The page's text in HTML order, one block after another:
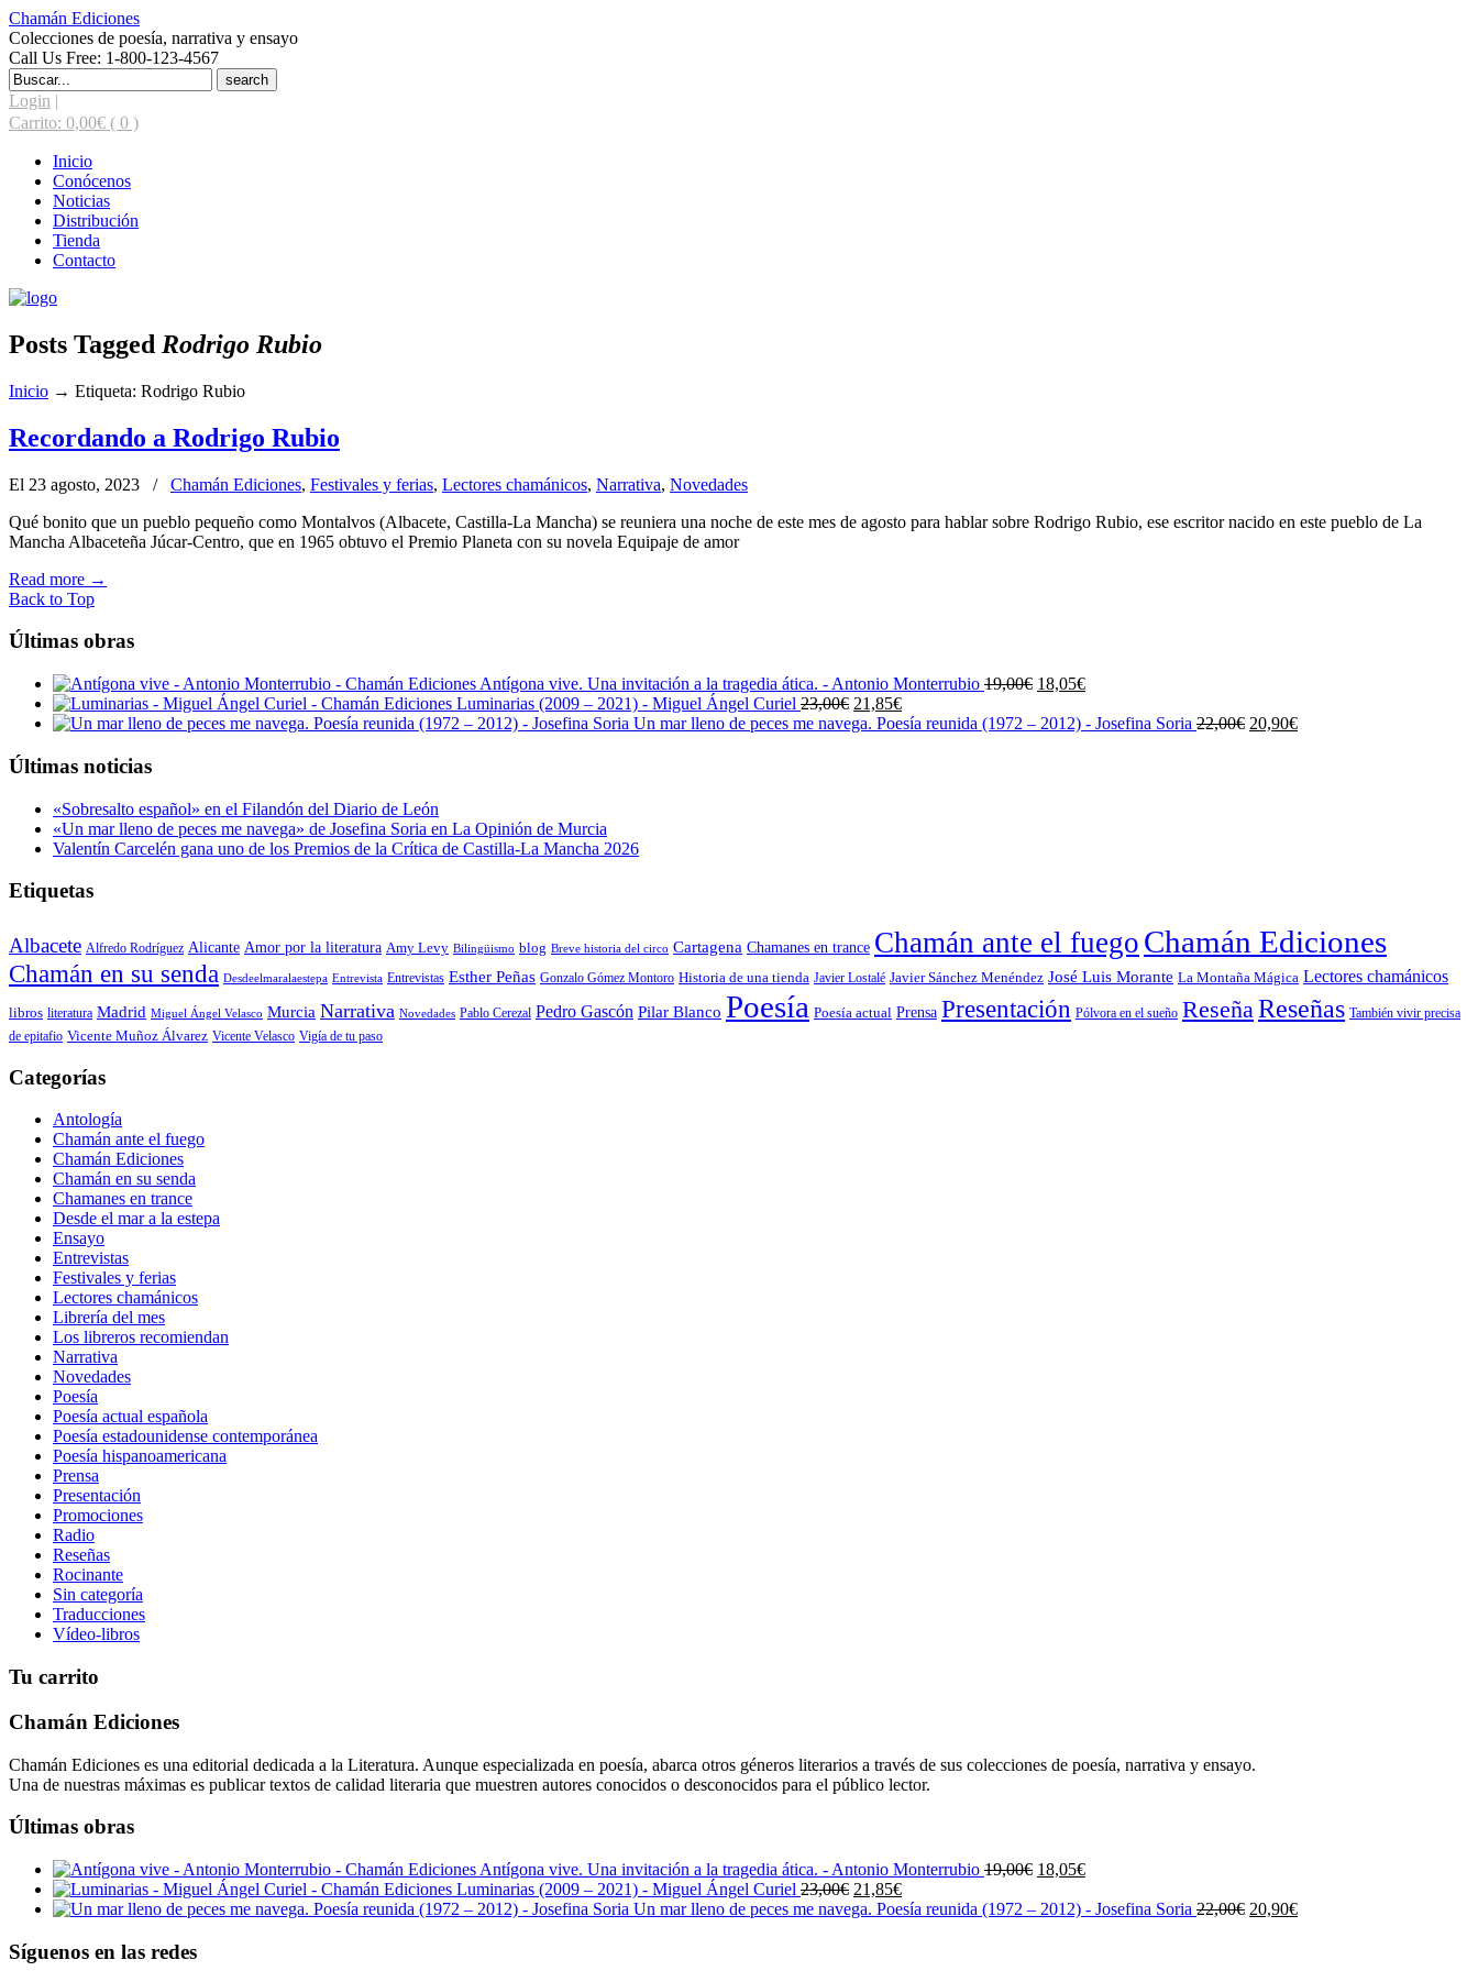
Chamán Ediciones
Colecciones de poesía, narrativa y ensayo
Call Us Free: 1-800-123-4567
Search
for:
Login |
Carrito: 0,00€ ( 0 )
Inicio
Conócenos
Noticias
Distribución
Tienda
Contacto
Posts Tagged Rodrigo Rubio
Inicio → Etiqueta: Rodrigo Rubio
Recordando a Rodrigo Rubio
El 23 agosto, 2023 / Chamán Ediciones, Festivales y ferias, Lectores chamánicos, Narrativa, Novedades
Qué bonito que un pueblo pequeño como Montalvos (Albacete, Castilla-La Mancha) se reuniera una noche de este mes de agosto para hablar sobre Rodrigo Rubio, ese escritor nacido en este pueblo de La
Mancha Albaceteña Júcar-Centro, que en 1965 obtuvo el Premio Planeta con su novela Equipaje de amor
Read more →
Back to Top
Últimas obras
Antígona vive. Una invitación a la tragedia ática. - Antonio Monterrubio 19,00€ El
original
18,05€El
actual
Luminarias (2009 – 2021) - Miguel Ángel Curiel 23,00€ El
precio
21,85€El
precio
Un mar lleno de peces me navega. Poesía reunida (1972 – 2012) - Josefina Soria 22,00€ El
20,90€El
Últimas noticias
«Sobresalto español» en el Filandón del Diario de León
«Un mar lleno de peces me navega» de Josefina Soria en La Opinión de Murcia
Valentín Carcelén gana uno de los Premios de la Crítica de Castilla-La Mancha 2026
Etiquetas
Albacete Alfredo Rodríguez Alicante Amor por la literatura Amy Levy Bilingüismo blog Breve historia del circo Cartagena Chamanes en trance Chamán ante el fuego Chamán Ediciones
Chamán en su senda Desdeelmaralaestepa Entrevista Entrevistas Esther Peñas Gonzalo Gómez Montoro Historia de una tienda Javier Lostalé Javier Sánchez Menéndez José Luis Morante La Montaña Mágica Lectores chamánicos
libros literatura Madrid Miguel Ángel Velasco Murcia Narrativa Novedades Pablo Cerezal Pedro Gascón Pilar Blanco Poesía Poesía actual Prensa Presentación Pólvora en el sueño Reseña Reseñas También vivir precisa
de epitafio Vicente Muñoz Álvarez Vicente Velasco Vigía de tu paso
Categorías
Antología
Chamán ante el fuego
Chamán Ediciones
Chamán en su senda
Chamanes en trance
Desde el mar a la estepa
Ensayo
Entrevistas
Festivales y ferias
Lectores chamánicos
Librería del mes
Los libreros recomiendan
Narrativa
Novedades
Poesía
Poesía actual española
Poesía estadounidense contemporánea
Poesía hispanoamericana
Prensa
Presentación
Promociones
Radio
Reseñas
Rocinante
Sin categoría
Traducciones
Vídeo-libros
Tu carrito
Chamán Ediciones
Chamán Ediciones es una editorial dedicada a la Literatura. Aunque especializada en poesía, abarca otros géneros literarios a través de sus colecciones de poesía, narrativa y ensayo.
Una de nuestras máximas es publicar textos de calidad literaria que muestren autores conocidos o desconocidos para el público lector.
Últimas obras
Antígona vive. Una invitación a la tragedia ática. - Antonio Monterrubio 19,00€ El
original
18,05€El
actual
Luminarias (2009 – 2021) - Miguel Ángel Curiel 23,00€ El
precio
21,85€El
precio
Un mar lleno de peces me navega. Poesía reunida (1972 – 2012) - Josefina Soria 22,00€ El
20,90€El
Síguenos en las redes